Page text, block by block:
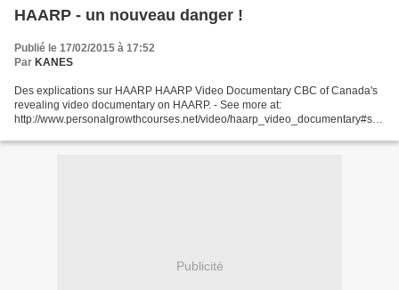
HAARP - un nouveau danger !
Publié le 17/02/2015 à 17:52
Par KANES
Des explications sur HAARP HAARP Video Documentary CBC of Canada's
revealing video documentary on HAARP. - See more at:
http://www.personalgrowthcourses.net/video/haarp_video_documentary#sth
Publicité